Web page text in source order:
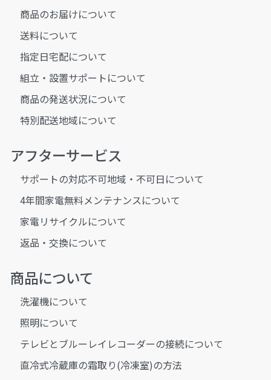
商品のお届けについて
送料について
指定日宅配について
組立・設置サポートについて
商品の発送状況について
特別配送地域について
アフターサービス
サポートの対応不可地域・不可日について
4年間家電無料メンテナンスについて
家電リサイクルについて
返品・交換について
商品について
洗濯機について
照明について
テレビとブルーレイレコーダーの接続について
直冷式冷蔵庫の霜取り(冷凍室)の方法